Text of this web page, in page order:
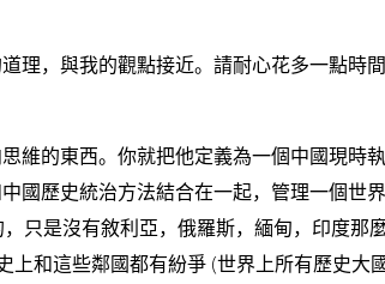
理，與我的觀點接近。請耐心花多一點時
維的東西。你就把他定義為一個中國現時
國歷史統治方法結合在一起，管理一個世
只是沒有敘利亞，俄羅斯，緬甸，印度那
和這些鄰國都有紛爭 (世界上所有歷史大